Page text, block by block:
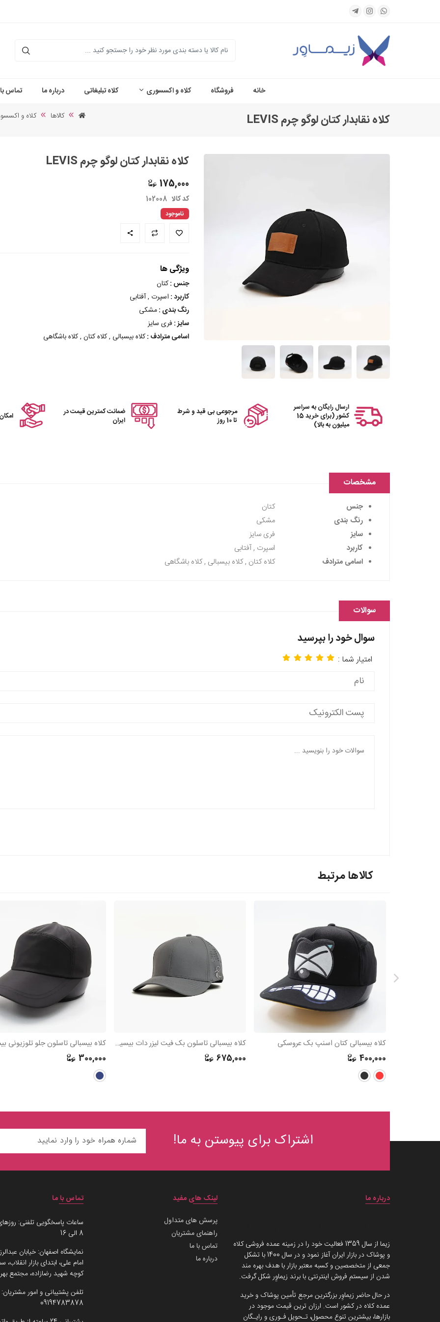
جستجو
خانه فروشگاه کلاه و اکسسوری کلاه تبلیغاتی درباره ما تماس
کلاه نقابدار کتان لوگو چرم LEVIS کالاها کلاه و
کلاه نقابدار کتان لوگو چرم LEVIS
175,000
کد کالا 102008
ناموجود
ویژگی ها
جنس :کتان
کاربرد : اسپرت , آفتابی
رنگ بندی :مشکی
سایز : فری سایز
اسامی مترادف :کلاه بیسبالی , کلاه کتان , کلاه باشگاهی
ارسال رایگان به سراسر
کشور (برای خرید 15
میلیون به بالا)
مرجوعی بی قید و شرط
تا 10 روز
ضمانت کمترین قیمت در
ایران
مشخصات
جنس
کتان
رنگ بندی
مشکی
سایز
فری سایز
کاربرد
اسپرت , آفتابی
اسامی مترادف
کلاه کتان , کلاه بیسبالی , کلاه باشگاهی
سوالات
سوال خود را بپرسید
امتیار شما :
کالاها مرتبط
کلاه بیسبالی کتان اسنپ بک عروسکی
400,000
کلاه بیسبالی تاسلون بک فیت لیزر دات بیسیک
675,000
کلاه بیسبالی تاسلون جلو تلوزیونی
300,000
اشتراک برای پیوستن به ما!
درباره ما
زیما از سال 1359 فعالیت خود را در زمینه عمده فروشی کلاه
و پوشاک در بازار ایران آغاز نمود و در سال 1400 با تشکل
جمعی از متخصصین و کسبه معتبر بازار با هدف بهره مند
شدن از سیستم فروش اینترنتی با برند زیماوِر شکل گرفت.
در حال حاضر زیماوِر بزرگترین مرجع تأمین پوشاک و خرید
عمده کلاه در کشور است. ارزان ترین قیمت موجود در
بازارها، بیشترین تنوع محصول، تـحویل فـوری و رایـگان
لینک های مفید
پرسش های متداول
راهنمای مشتریان
تماس با ما
درباره ما
تماس با ما
ساعات پاسخگویی تلفنی:
8 الی 16
نمایشگاه اصفهان: خیابان
امام علی، ابتدای بازار
کوچه شهید رضازاده، مجتمع
تلفن پشتیبانی و امور مشتریان:
09194783878